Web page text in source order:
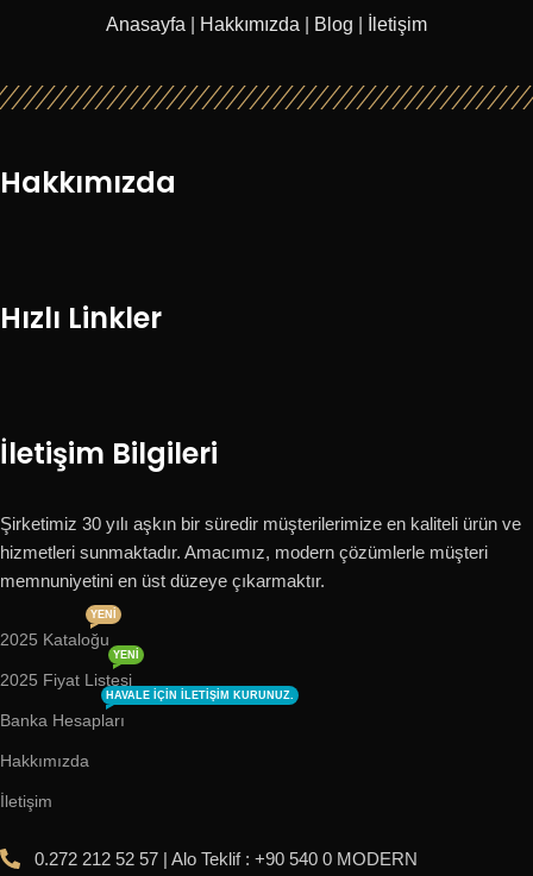
Anasayfa Hakkımızda Blog İletişim
Hakkımızda
Hızlı Linkler
İletişim Bilgileri
Şirketimiz 30 yılı aşkın bir süredir müşterilerimize en kaliteli ürün ve
hizmetleri sunmaktadır. Amacımız, modern çözümlerle müşteri
memnuniyetini en üst düzeye çıkarmaktır.
2025 Kataloğu
YENI
2025 Fiyat Listesi
YENI
Banka Hesapları
HAVALE IÇIN ILETIŞIM KURUNUZ.
Hakkımızda
İletişim
0.272 212 52 57 | Alo Teklif : +90 540 0 MODERN